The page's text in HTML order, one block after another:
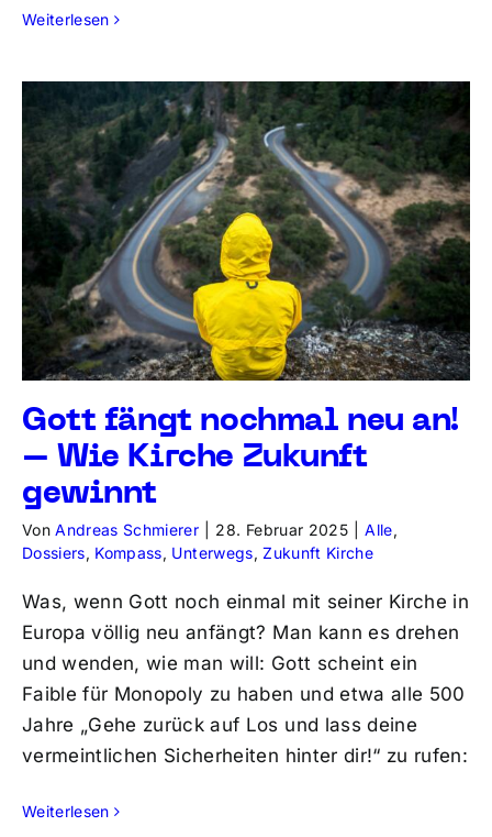
Weiterlesen
Gott fängt nochmal neu an!
– Wie Kirche Zukunft
gewinnt
VonAndreas Schmierer 28. Februar 2025 Alle,
Dossiers, Kompass, Unterwegs,Zukunft Kirche
Was, wenn Gott noch einmal mit seiner Kirche in
Europa völlig neu anfängt? Man kann es drehen
und wenden, wie man will: Gott scheint ein
Faible für Monopoly zu haben und etwa alle 500
Jahre „Gehe zurück auf Los und lass deine
vermeintlichen Sicherheiten hinter dir!“ zu rufen:
Weiterlesen